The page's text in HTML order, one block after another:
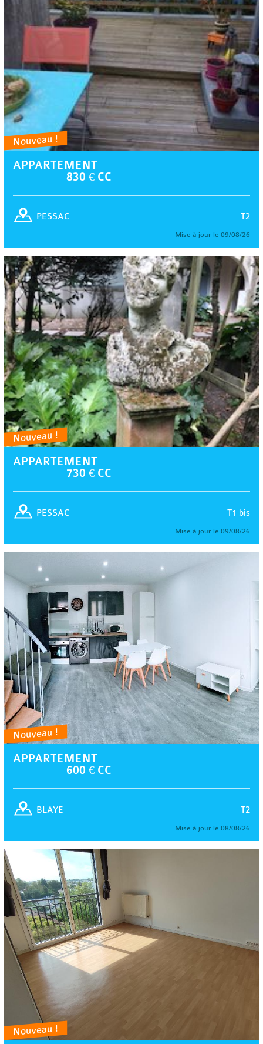
Nouveau !
APPARTEMENT
830 € CC
T2
PESSAC
Mise à jour le 09/08/26
Nouveau !
APPARTEMENT
730 € CC
T1 bis
PESSAC
Mise à jour le 09/08/26
Nouveau !
APPARTEMENT
600 € CC
T2
BLAYE
Mise à jour le 08/08/26
Nouveau !